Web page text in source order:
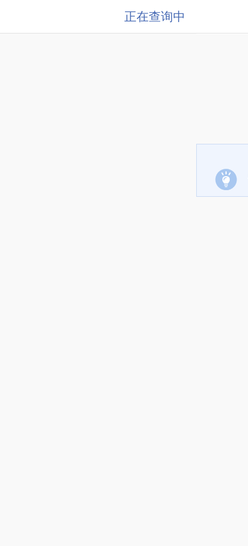
正在查询中